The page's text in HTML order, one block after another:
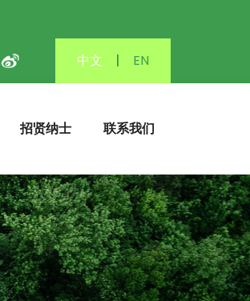
中文 | EN
招贤纳士 联系我们